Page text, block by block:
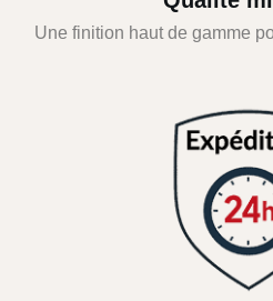
Une finition haut de gamme